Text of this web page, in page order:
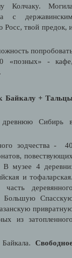
Колчаку.
с
твой предок,
«позных» -
Байкалу +
древнюю Сибирь
зодчества -
музее 4
и
Большую
из
Байкала.